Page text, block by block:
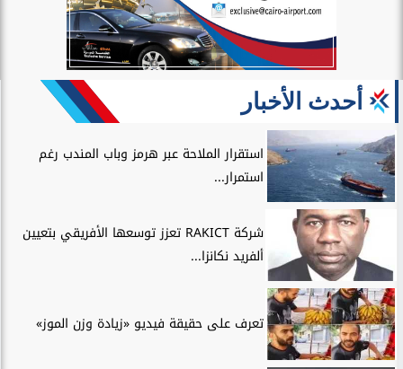
أحدث الأخبار
استقرار الملاحة عبر هرمز وباب المندب رغم
استمرار...
شركة RAKICT تعزز توسعها الأفريقي بتعيين
ألفريد نكانزا...
تعرف على حقيقة فيديو «زيادة وزن الموز»